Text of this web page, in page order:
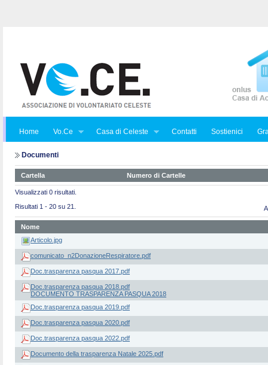
Home Vo.Ce Casa di Celeste Contatti Sostienici
Documenti
Cartella Numero di Cartelle
Visualizzati 0 risultati.
Risultati 1 - 20 su 21.
Nome
Articolo.jpg
comunicato_n2DonazioneRespiratore.pdf
Doc.trasparenza pasqua 2017.pdf
Doc.trasparenza pasqua 2018.pdf
DOCUMENTO TRASPARENZA PASQUA 2018
Doc.trasparenza pasqua 2019.pdf
Doc.trasparenza pasqua 2020.pdf
Doc.trasparenza pasqua 2022.pdf
Documento della trasparenza Natale 2025.pdf